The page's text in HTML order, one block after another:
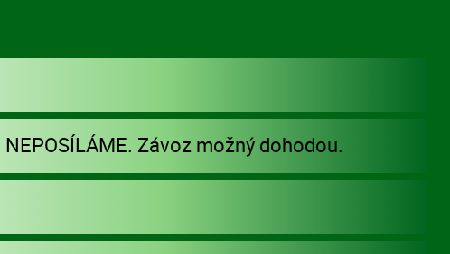
Závoz možný dohodou.